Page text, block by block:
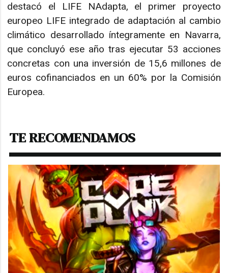
destacó el LIFE NAdapta, el primer proyecto
europeo LIFE integrado de adaptación al cambio
climático desarrollado íntegramente en Navarra,
que concluyó ese año tras ejecutar 53 acciones
concretas con una inversión de 15,6 millones de
euros cofinanciados en un 60% por la Comisión
Europea.
TE RECOMENDAMOS